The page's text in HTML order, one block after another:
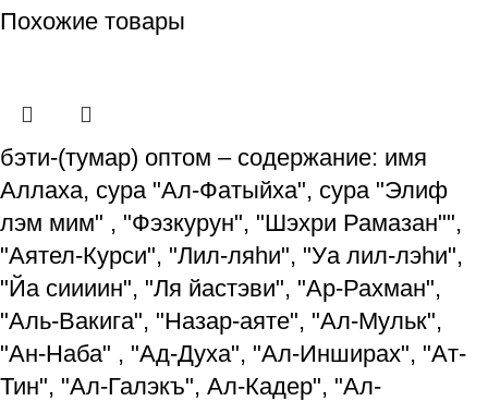
Похожие товары
бэти-(тумар) оптом – содержание: имя
Аллаха, сура "Ал-Фатыйха", сура "Элиф
лэм мим" , "Фэзкурун", "Шэхри Рамазан"",
"Аятел-Курси", "Лил-ляһи", "Уа лил-лэһи",
"Йа сиииин", "Ля йастэви", "Ар-Рахман",
"Аль-Вакига", "Назар-аяте", "Ал-Мульк",
"Ан-Наба" , "Ад-Духа", "Ал-Инширах", "Ат-
Тин", "Ал-Галэкъ", Ал-Кадер", "Ал-